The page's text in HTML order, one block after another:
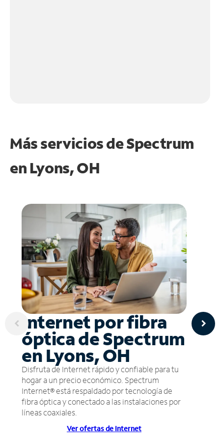
Más servicios de Spectrum
en Lyons, OH
Internet por fibra
óptica de Spectrum
en Lyons, OH
Disfruta de Internet rápido y confiable para tu
hogar a un precio económico. Spectrum
Internet® está respaldado por tecnología de
fibra óptica y conectado a las instalaciones por
líneas coaxiales.
Ver ofertas de Internet